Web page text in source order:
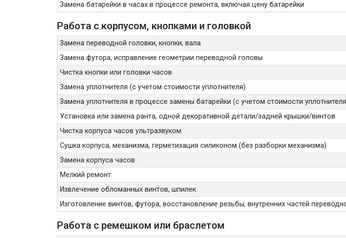
Замена батарейки в часах в процессе ремонта, включая цену батарейки
Работа с корпусом, кнопками и головкой
Замена переводной головки, кнопки, вала
Замена футора, исправление геометрии переводной головы
Чистка кнопки или головки часов
Замена уплотнителя (с учетом стоимости уплотнителя)
Замена уплотнителя в процессе замены батарейки (с учетом стоимости
Установка или замена ранта, одной декоративной детали/задней крышки/винтов
Чистка корпуса часов ультразвуком
Сушка корпуса, механизма, герметизация силиконом (без разборки механизма)
Замена корпуса часов
Мелкий ремонт
Извлечение обломанных винтов, шпилек
Изготовление винтов, футора, восстановление резьбы, внутренних частей
Работа с ремешком или браслетом